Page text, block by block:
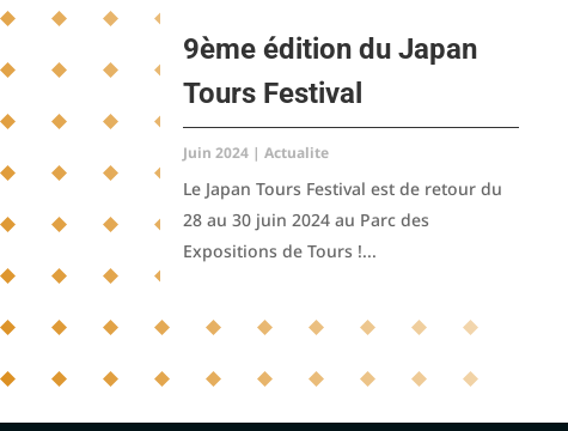
9ème édition du Japan
Tours Festival
Juin 2024 |Actualite
Le Japan Tours Festival est de retour du
28 au 30 juin 2024 au Parc des
Expositions de Tours !...